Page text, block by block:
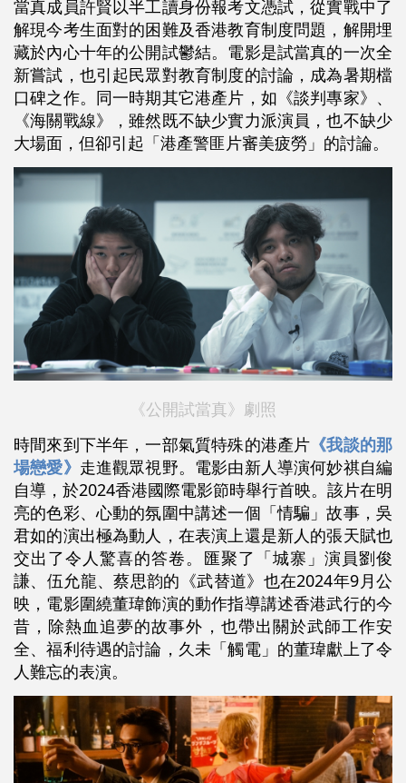
當真成員許賢以半工讀身份報考文憑試，從實戰中了
解現今考生面對的困難及香港教育制度問題，解開埋
藏於內心十年的公開試鬱結。電影是試當真的一次全
新嘗試，也引起民眾對教育制度的討論，成為暑期檔
口碑之作。同一時期其它港產片，如《談判專家》、
《海關戰線》，雖然既不缺少實力派演員，也不缺少
大場面，但卻引起「港產警匪片審美疲勞」的討論。
《公開試當真》劇照
時間來到下半年，一部氣質特殊的港產片 《我談的那
場戀愛》 走進觀眾視野。電影由新人導演何妙祺自編
自導，於2024香港國際電影節時舉行首映。該片在明
亮的色彩、心動的氛圍中講述一個「情騙」故事，吳
君如的演出極為動人，在表演上還是新人的張天賦也
交出了令人驚喜的答卷。匯聚了「城寨」演員劉俊
謙、伍允龍、蔡思韵的《武替道》也在2024年9月公
映，電影圍繞董瑋飾演的動作指導講述香港武行的今
昔，除熱血追夢的故事外，也帶出關於武師工作安
全、福利待遇的討論，久未「觸電」的董瑋獻上了令
人難忘的表演。